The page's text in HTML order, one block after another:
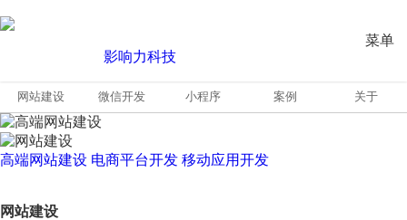
菜单
网站建设 微信开发 小程序 案例 关于
高端网站建设 电商平台开发 移动应用开发
网站建设